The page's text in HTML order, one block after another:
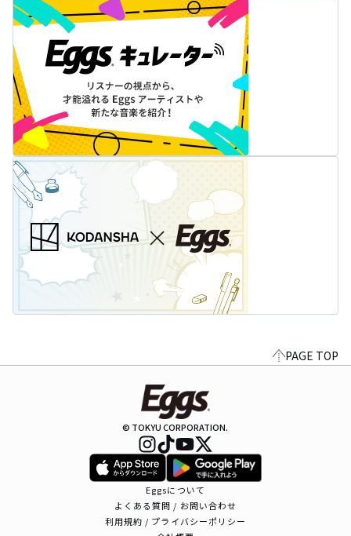
PAGE TOP
© TOKYU CORPORATION.
Eggsについて
よくある質問 / お問い合わせ
利用規約 / プライバシーポリシー